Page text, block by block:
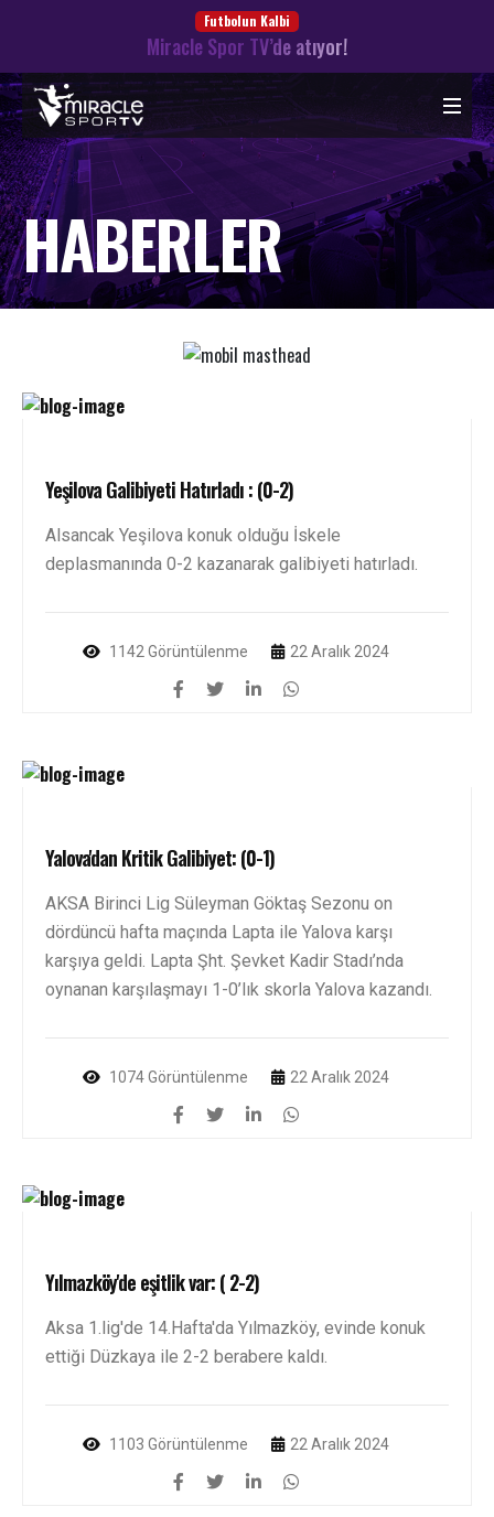
Futbolun Kalbi
Miracle Spor TV’de atıyor!
HABERLER
Yeşilova Galibiyeti Hatırladı : (0-2)
Alsancak Yeşilova konuk olduğu İskele
deplasmanında 0-2 kazanarak galibiyeti hatırladı.
1142 Görüntülenme 22 Aralık 2024
Yalova'dan Kritik Galibiyet: (0-1)
AKSA Birinci Lig Süleyman Göktaş Sezonu on
dördüncü hafta maçında Lapta ile Yalova karşı
karşıya geldi. Lapta Şht. Şevket Kadir Stadı’nda
oynanan karşılaşmayı 1-0’lık skorla Yalova kazandı.
1074 Görüntülenme 22 Aralık 2024
Yılmazköy'de eşitlik var: ( 2-2)
Aksa 1.lig'de 14.Hafta'da Yılmazköy, evinde konuk
ettiği Düzkaya ile 2-2 berabere kaldı.
1103 Görüntülenme 22 Aralık 2024